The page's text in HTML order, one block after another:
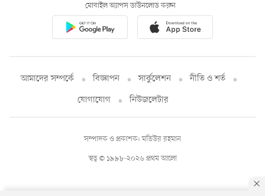
মোবাইল অ্যাপস ডাউনলোড করুন
আমাদের সম্পর্কে বিজ্ঞাপন সার্কুলেশন
নীতি ও শর্ত
যোগাযোগ
নিউজলেটার
স্বত্ব © ১৯৯৮-২০২৬ প্রথম আলো
সম্পাদক ও প্রকাশক: মতিউর রহমান